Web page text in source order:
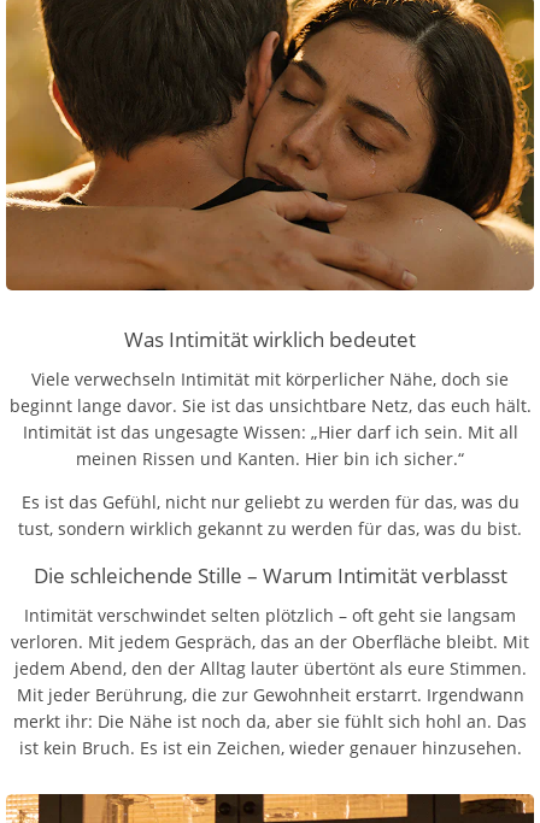
Was Intimität wirklich bedeutet
Viele verwechseln Intimität mit körperlicher Nähe, doch sie
beginnt lange davor. Sie ist das unsichtbare Netz, das euch hält.
Intimität ist das ungesagte Wissen: „Hier darf ich sein. Mit all
meinen Rissen und Kanten. Hier bin ich sicher.“
Es ist das Gefühl, nicht nur geliebt zu werden für das, was du
tust, sondern wirklich gekannt zu werden für das, was du bist.
Die schleichende Stille – Warum Intimität verblasst
Intimität verschwindet selten plötzlich – oft geht sie langsam
verloren. Mit jedem Gespräch, das an der Oberfläche bleibt. Mit
jedem Abend, den der Alltag lauter übertönt als eure Stimmen.
Mit jeder Berührung, die zur Gewohnheit erstarrt. Irgendwann
merkt ihr: Die Nähe ist noch da, aber sie fühlt sich hohl an. Das
ist kein Bruch. Es ist ein Zeichen, wieder genauer hinzusehen.